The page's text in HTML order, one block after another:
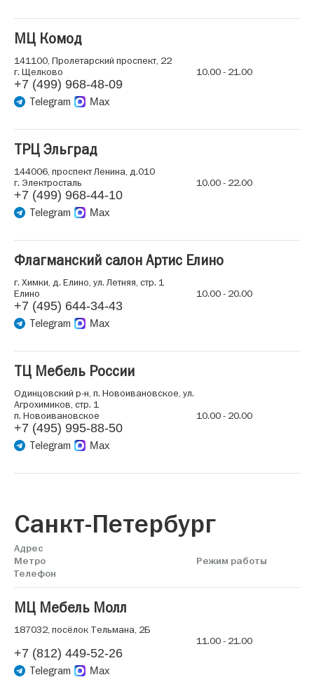
МЦ Комод
141100, Пролетарский проспект, 22
г. Щелково
10.00 - 21.00
+7 (499) 968-48-09
Telegram Max
ТРЦ Эльград
144006, проспект Ленина, д.010
г. Электросталь
10.00 - 22.00
+7 (499) 968-44-10
Telegram Max
Флагманский салон Артис Елино
г. Химки, д. Елино, ул. Летняя, стр. 1
Елино
10.00 - 20.00
+7 (495) 644-34-43
Telegram Max
ТЦ Мебель России
Одинцовский р-н, п. Новоивановское, ул.
Агрохимиков, стр. 1
п. Новоивановское
10.00 - 20.00
+7 (495) 995-88-50
Telegram Max
Санкт-Петербург
Адрес
Метро
Режим работы
Телефон
МЦ Мебель Молл
187032, посёлок Тельмана, 2Б
11.00 - 21.00
+7 (812) 449-52-26
Telegram Max